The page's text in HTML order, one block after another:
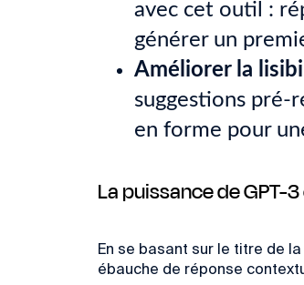
avec cet outil :
générer un
Améliorer la
suggestions pré-
en forme pour
La puissance de GPT-
En se basant sur le titre de
ébauche de réponse